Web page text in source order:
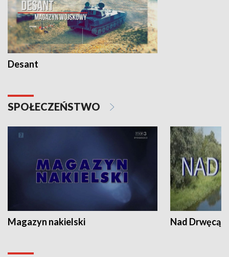
Desant
SPOŁECZEŃSTWO
Magazyn nakielski Nad Drwęcą